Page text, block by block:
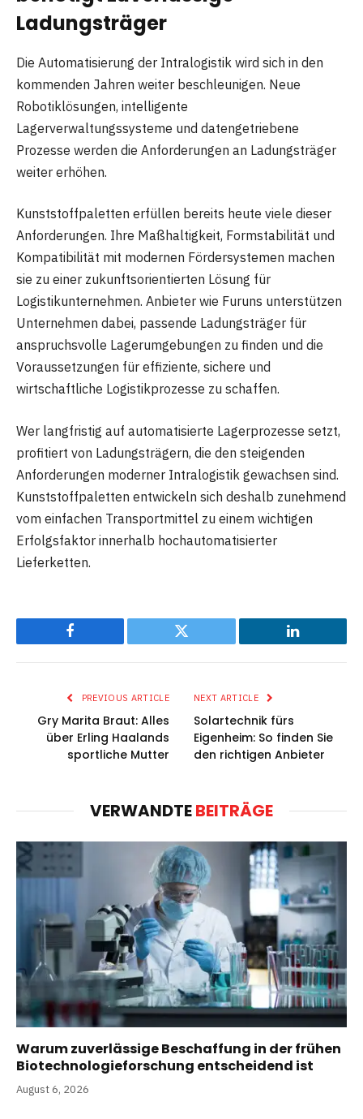
Ladungsträger
Die Automatisierung der Intralogistik wird sich in den
kommenden Jahren weiter beschleunigen. Neue
Robotiklösungen, intelligente
Lagerverwaltungssysteme und datengetriebene
Prozesse werden die Anforderungen an Ladungsträger
weiter erhöhen.
Kunststoffpaletten erfüllen bereits heute viele dieser
Anforderungen. Ihre Maßhaltigkeit, Formstabilität und
Kompatibilität mit modernen Fördersystemen machen
sie zu einer zukunftsorientierten Lösung für
Logistikunternehmen. Anbieter wie Furuns unterstützen
Unternehmen dabei, passende Ladungsträger für
anspruchsvolle Lagerumgebungen zu finden und die
Voraussetzungen für effiziente, sichere und
wirtschaftliche Logistikprozesse zu schaffen.
Wer langfristig auf automatisierte Lagerprozesse setzt,
profitiert von Ladungsträgern, die den steigenden
Anforderungen moderner Intralogistik gewachsen sind.
Kunststoffpaletten entwickeln sich deshalb zunehmend
vom einfachen Transportmittel zu einem wichtigen
Erfolgsfaktor innerhalb hochautomatisierter
Lieferketten.
Facebook Twitter LinkedIn
PREVIOUS ARTICLE
Gry Marita Braut: Alles
über Erling Haalands
sportliche Mutter
NEXT ARTICLE
Solartechnik fürs
Eigenheim: So finden Sie
den richtigen Anbieter
VERWANDTEBEITRÄGE
Warum zuverlässige Beschaffung in der frühen
Biotechnologieforschung entscheidend ist
August 6, 2026